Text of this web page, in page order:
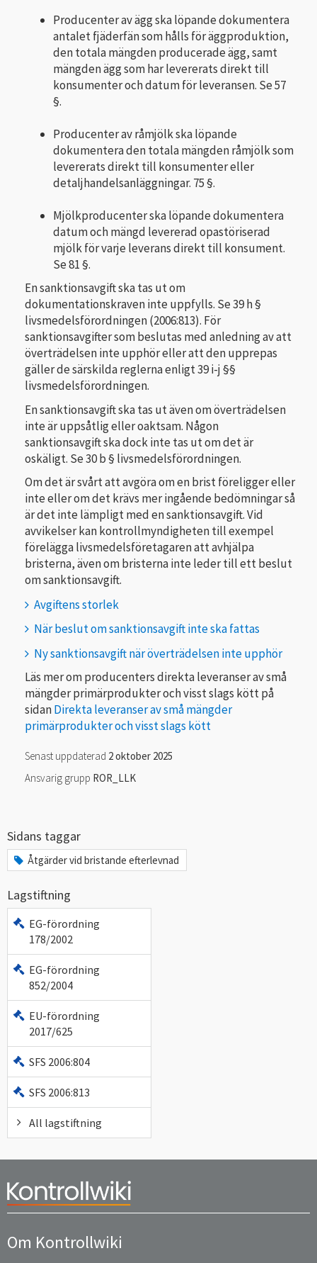
Producenter av ägg ska löpande dokumentera
antalet fjäderfän som hålls för äggproduktion,
den totala mängden producerade ägg, samt
mängden ägg som har levererats direkt till
konsumenter och datum för leveransen. Se 57
§.
Producenter av råmjölk ska löpande
dokumentera den totala mängden råmjölk som
levererats direkt till konsumenter eller
detaljhandelsanläggningar. 75 §.
Mjölkproducenter ska löpande dokumentera
datum och mängd levererad opastöriserad
mjölk för varje leverans direkt till konsument.
Se 81 §.
En sanktionsavgift ska tas ut om
dokumentationskraven inte uppfylls. Se 39 h §
livsmedelsförordningen (2006:813). För
sanktionsavgifter som beslutas med anledning av att
överträdelsen inte upphör eller att den upprepas
gäller de särskilda reglerna enligt 39 i-j §§
livsmedelsförordningen.
En sanktionsavgift ska tas ut även om överträdelsen
inte är uppsåtlig eller oaktsam. Någon
sanktionsavgift ska dock inte tas ut om det är
oskäligt. Se 30 b § livsmedelsförordningen.
Om det är svårt att avgöra om en brist föreligger eller
inte eller om det krävs mer ingående bedömningar så
är det inte lämpligt med en sanktionsavgift. Vid
avvikelser kan kontrollmyndigheten till exempel
förelägga livsmedelsföretagaren att avhjälpa
bristerna, även om bristerna inte leder till ett beslut
om sanktionsavgift.
Avgiftens storlek
När beslut om sanktionsavgift inte ska fattas
Ny sanktionsavgift när överträdelsen inte upphör
Läs mer om producenters direkta leveranser av små
mängder primärprodukter och visst slags kött på
sidanDirekta leveranser av små mängder
primärprodukter och visst slags kött
Senast uppdaterad 2 oktober 2025
Ansvarig grupp ROR_LLK
Sidans taggar
Åtgärder vid bristande efterlevnad
Lagstiftning
EG-förordning
178/2002
EG-förordning
852/2004
EU-förordning
2017/625
SFS 2006:804
SFS 2006:813
All lagstiftning
Om Kontrollwiki